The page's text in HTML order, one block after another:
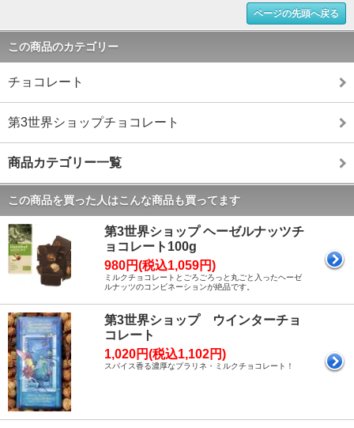
ページの先頭へ戻る
この商品のカテゴリー
チョコレート
第3世界ショップチョコレート
商品カテゴリー一覧
この商品を買った人はこんな商品も買ってます
第3世界ショップ ヘーゼルナッツチ
ョコレート100g
980円(税込1,059円)
ミルクチョコレートとごろごろっと丸ごと入ったヘーゼ
ルナッツのコンビネーションが絶品です。
第3世界ショップ ウインターチョ
コレート
1,020円(税込1,102円)
スパイス香る濃厚なプラリネ・ミルクチョコレート！